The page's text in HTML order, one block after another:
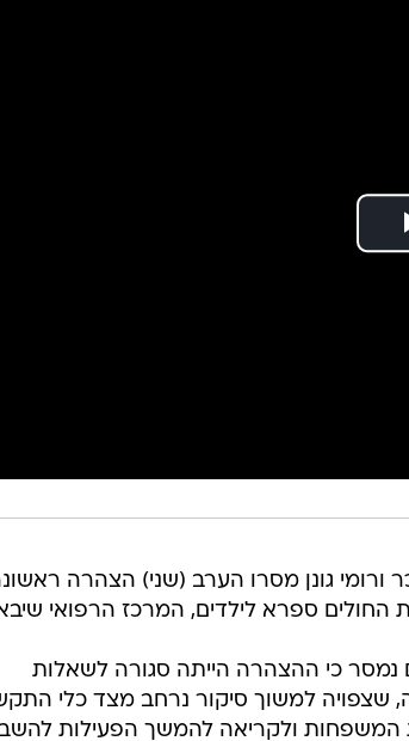
ורומי גונן מסרו הערב (שני) הצהרה
ספרא לילדים, המרכז הרפואי
כי ההצהרה הייתה סגורה לשאלות
שצפויה למשוך סיקור נרחב מצד כלי
המשפחות ולקריאה להמשך הפעילות